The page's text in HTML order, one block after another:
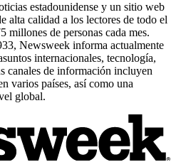
estadounidense y un sitio web
alta calidad a los lectores de todo el
millones de personas cada mes.
Newsweek informa actualmente
internacionales, tecnología,
canales de información incluyen
varios países, así como una
global.